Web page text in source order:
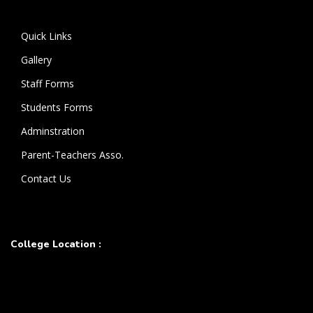
Quick Links
Gallery
Staff Forms
Students Forms
Adminstration
Parent-Teachers Asso.
Contact Us
College Location :